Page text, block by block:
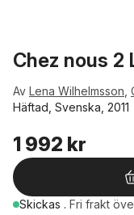
Chez nous 2
Av Lena Wilhelmsson
Häftad, Svenska, 2011
1 992 kr
Skickas . Fri frakt